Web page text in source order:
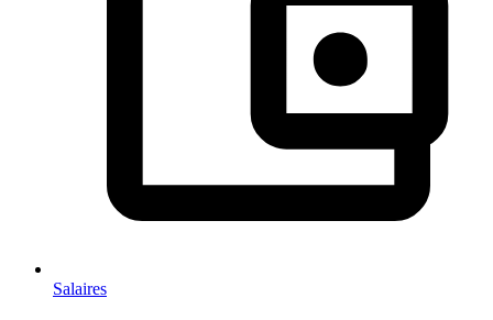
Salaires